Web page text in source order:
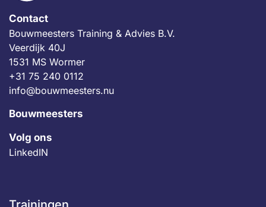
Contact
Bouwmeesters Training & Advies B.V.
Veerdijk 40J
1531 MS Wormer
+31 75 240 0112
info@bouwmeesters.nu
Bouwmeesters
Volg ons
LinkedIN